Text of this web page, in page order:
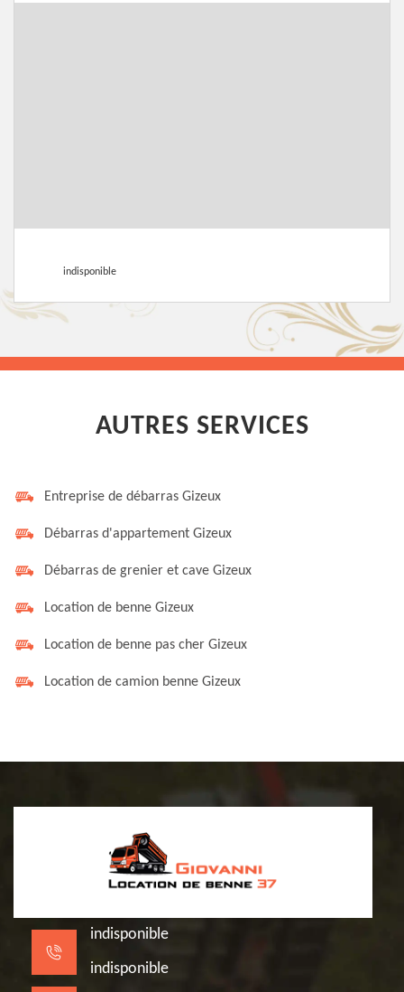
indisponible
AUTRES SERVICES
Entreprise de débarras Gizeux
Débarras d'appartement Gizeux
Débarras de grenier et cave Gizeux
Location de benne Gizeux
Location de benne pas cher Gizeux
Location de camion benne Gizeux
indisponible
indisponible